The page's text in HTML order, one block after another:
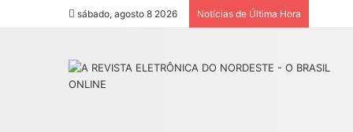
sábado, agosto 8 2026 Notícias de Última Hora